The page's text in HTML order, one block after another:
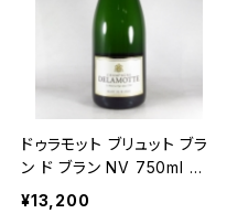
ドゥラモット ブリュット ブラ
ン ド ブラン NV 750ml シ
ャンパーニュ フランス シャ
ルドネ100％
¥13,200